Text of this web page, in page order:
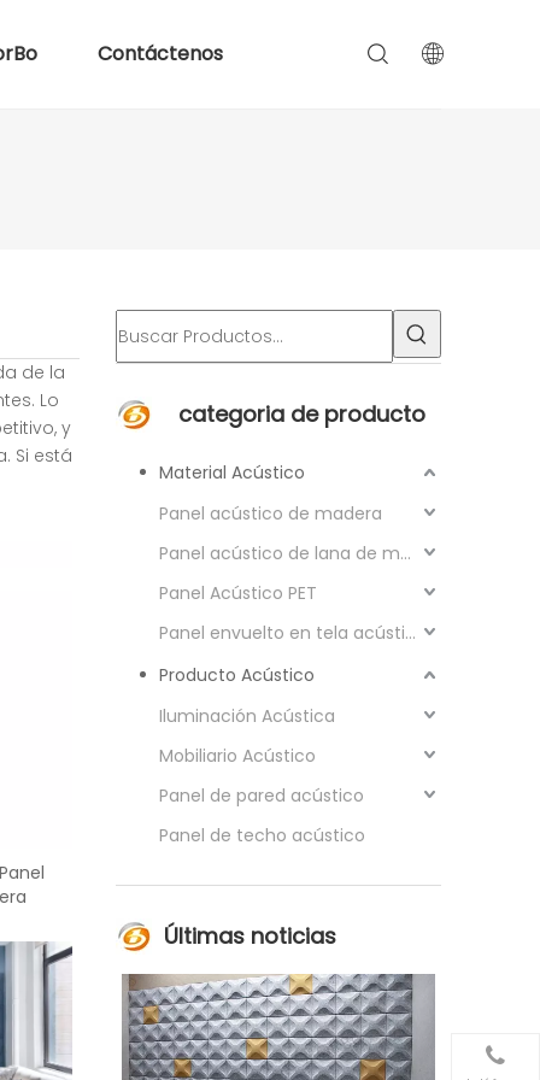
Contáctenos
de la
Lo
y
Si está
categoria de producto
Material Acústico
Panel acústico de madera
Panel acústico de lana de madera
Panel Acústico PET
Panel envuelto en tela acústica
Producto Acústico
Iluminación Acústica
Mobiliario Acústico
Panel de pared acústico
Panel de techo acústico
Últimas noticias